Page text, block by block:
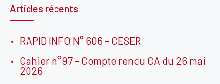
Articles récents
RAPID INFO N° 606 – CESER
Cahier n°97 – Compte rendu CA du 26 mai
2026